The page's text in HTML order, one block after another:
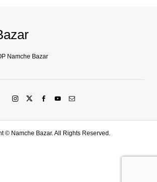
Namche Bazar
© Namche Bazar. All Rights Reserved.